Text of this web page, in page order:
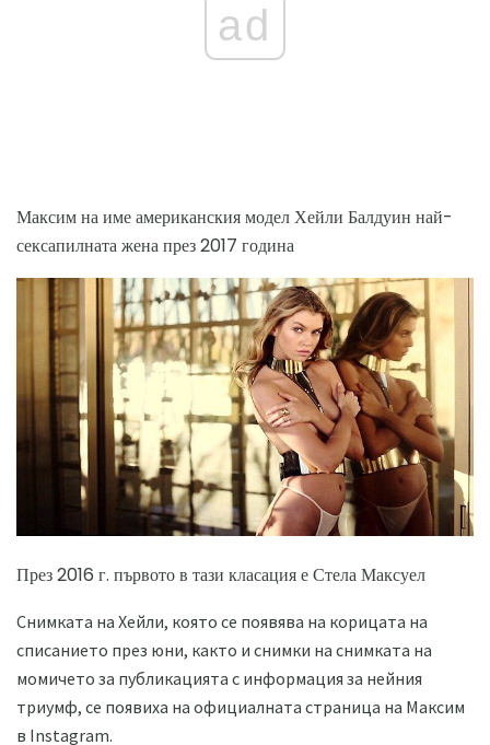
ad
Максим на име американския модел Хейли Балдуин най-
сексапилната жена през 2017 година
През 2016 г. първото в тази класация е Стела Максуел
Снимката на Хейли, която се появява на корицата на
списанието през юни, както и снимки на снимката на
момичето за публикацията с информация за нейния
триумф, се появиха на официалната страница на Максим
в Instagram.